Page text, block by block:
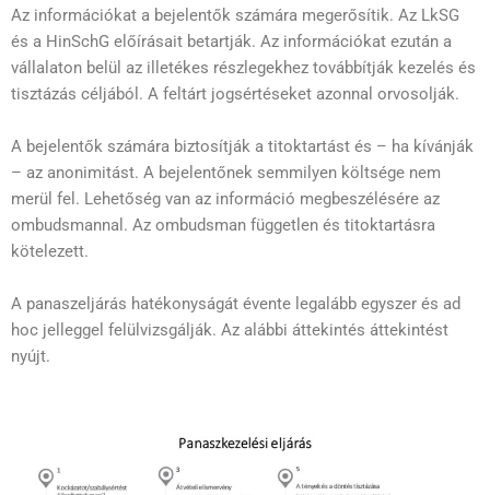
Az információkat a bejelentők számára megerősítik. Az LkSG
és a HinSchG előírásait betartják. Az információkat ezután a
vállalaton belül az illetékes részlegekhez továbbítják kezelés és
tisztázás céljából. A feltárt jogsértéseket azonnal orvosolják.
A bejelentők számára biztosítják a titoktartást és – ha kívánják
– az anonimitást. A bejelentőnek semmilyen költsége nem
merül fel. Lehetőség van az információ megbeszélésére az
ombudsmannal. Az ombudsman független és titoktartásra
kötelezett.
A panaszeljárás hatékonyságát évente legalább egyszer és ad
hoc jelleggel felülvizsgálják. Az alábbi áttekintés áttekintést
nyújt.